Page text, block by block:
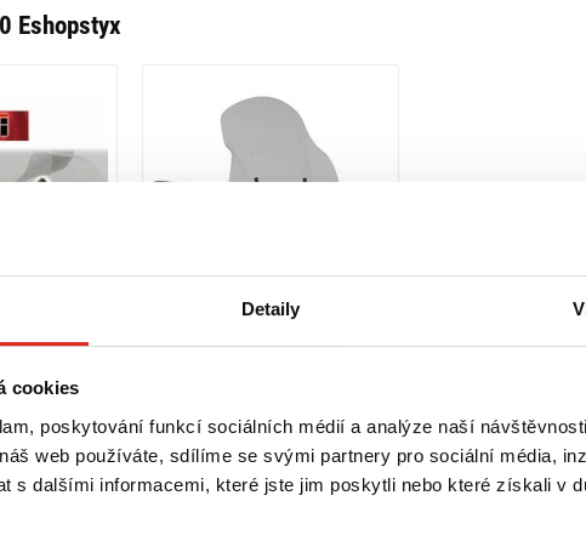
Detaily
cookies
poskytování funkcí sociálních médií a analýze naší
web používáte, sdílíme se svými partnery pro sociální média,
s dalšími informacemi, které jste jim poskytli nebo které získali v
Eshopstyx
PLEXI
50-125-200I
GIVI PLEXI KYMCO DINK 292DT